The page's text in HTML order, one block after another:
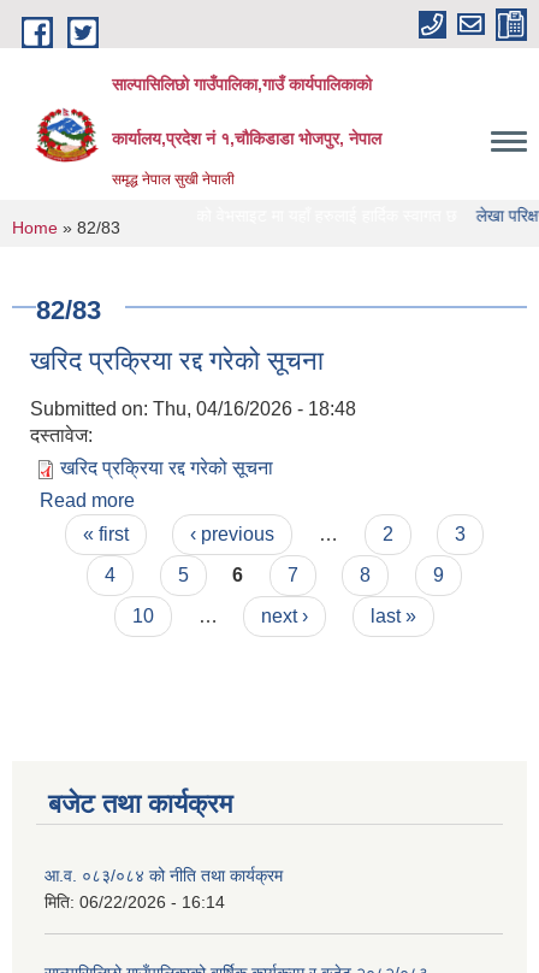
Skip to main content
साल्पासिलिछो गाउँपालिका,गाउँ कार्यपालिकाको
कार्यालय,प्रदेश नं १,चौकिडाडा भोजपुर, नेपाल
समृद्ध नेपाल सुखी नेपाली
लेखा परिक्षण गर्ने
You are here
Home » 82/83
82/83
खरिद प्रक्रिया रद्द गरेको सूचना
Submitted on: Thu, 04/16/2026 - 18:48
दस्तावेज:
खरिद प्रक्रिया रद्द गरेको सूचना
Read more
Pages
« first ‹ previous … 2
3
4
5 6 7 8
9
10
… next › last »
बजेट तथा कार्यक्रम
आ.व. ०८३/०८४ को नीति तथा कार्यक्रम
मिति: 06/22/2026 - 16:14